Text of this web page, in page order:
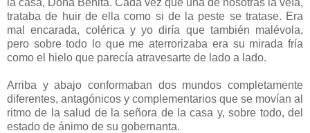
trataba de huir de ella como si de la peste se tratase. Era
mal encarada, colérica y yo diría que también malévola,
pero sobre todo lo que me aterrorizaba era su mirada fría
como el hielo que parecía atravesarte de lado a lado.
Arriba y abajo conformaban dos mundos completamente
diferentes, antagónicos y complementarios que se movían al
ritmo de la salud de la señora de la casa y, sobre todo, del
estado de ánimo de su gobernanta.